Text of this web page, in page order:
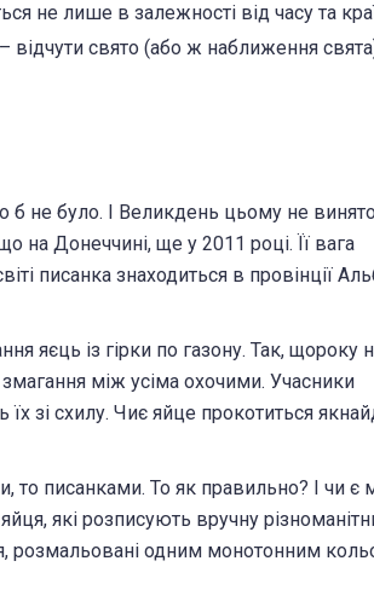
не лише в залежності від часу та
відчути свято (або ж наближення
не було. І Великдень цьому не
на Донеччині, ще у 2011 році. Її вага
писанка знаходиться в провінції
яєць із гірки по газону. Так, щороку
між усіма охочими. Учасники
зі схилу. Чиє яйце прокотиться
то писанками. То як правильно? І чи є
які розписують вручну
розмальовані одним монотонним